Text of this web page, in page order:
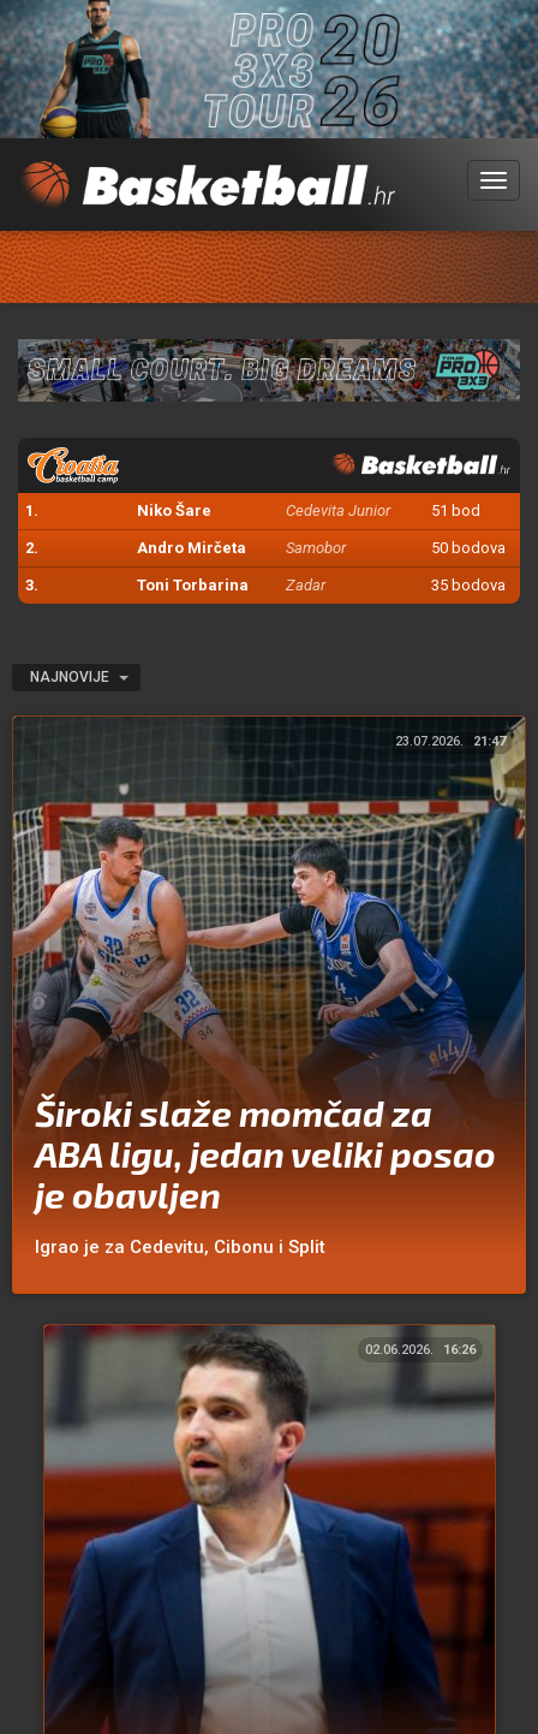
Menu
1. Niko Šare Cedevita Junior 51 bod
2. Andro Mirčeta Samobor 50 bodova
3. Toni Torbarina Zadar 35 bodova
NAJNOVIJE
23.07.2026. 21:47
Široki slaže momčad za
ABA ligu, jedan veliki posao
je obavljen
Igrao je za Cedevitu, Cibonu i Split
02.06.2026. 16:26